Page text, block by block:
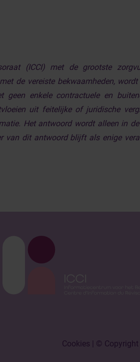
(ICCI) met de grootste
de vereiste bekwaamheden,
enkele contractuele en
uit feitelijke of juridische
Het antwoord wordt alleen in
van dit antwoord blijft als enige
Cookies | ©